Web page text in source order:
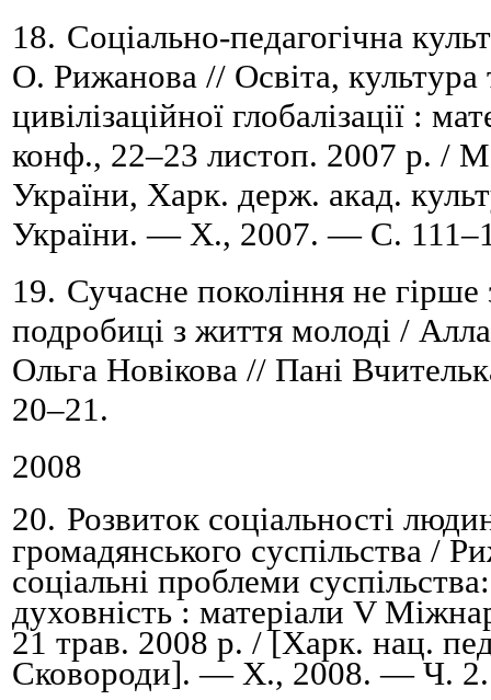
18. Соціально-педагогічна
О. Рижанова // Освіта, культура
цивілізаційної глобалізації :
конф., 22–23 листоп. 2007 р. /
України, Харк. держ. акад.
України. — Х., 2007. — С. 111–
19. Сучасне покоління не гірше
подробиці з життя молоді /
Ольга Новікова // Пані
20–21.
2008
20. Розвиток соціальності
громадянського суспільства /
соціальні проблеми
духовність : матеріали V
21 трав. 2008 р. / [Харк. нац.
Сковороди]. — Х., 2008. — Ч.